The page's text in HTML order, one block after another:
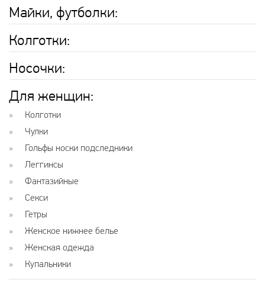
Майки, футболки:
Колготки:
Носочки:
Для женщин:
Колготки
Чулки
Гольфы носки подследники
Леггинсы
Фантазийные
Секси
Гетры
Женское нижнее белье
Женская одежда
Купальники